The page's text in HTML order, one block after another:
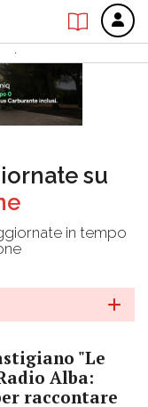
su
in tempo
"Le
Alba:
raccontare